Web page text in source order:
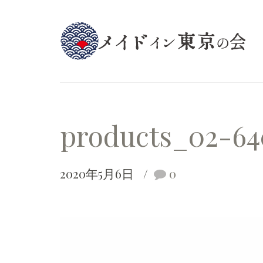
products_02-
2020年5月6日 0